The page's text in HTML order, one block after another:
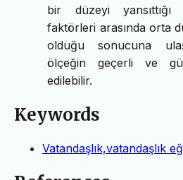
bir düzeyi yansıttığı
faktörleri arasında orta
olduğu sonucuna
ölçeğin geçerli ve
edilebilir.
Keywords
Vatandaşlık,vatandaşlık